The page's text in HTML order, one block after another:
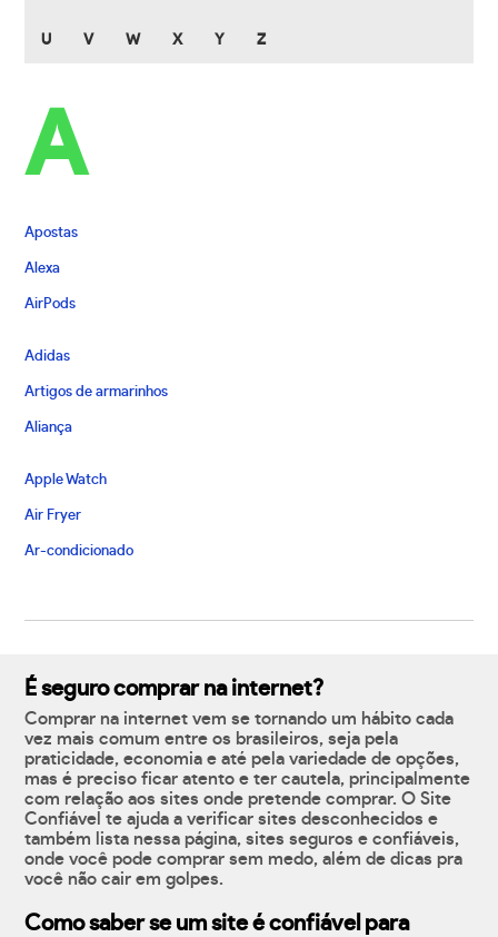
U V W X Y Z
A
Apostas
Alexa
AirPods
Adidas
Artigos de armarinhos
Aliança
Apple Watch
Air Fryer
Ar-condicionado
É seguro comprar na internet?
Comprar na internet vem se tornando um hábito cada
vez mais comum entre os brasileiros, seja pela
praticidade, economia e até pela variedade de opções,
mas é preciso ficar atento e ter cautela, principalmente
com relação aos sites onde pretende comprar. O Site
Confiável te ajuda a verificar sites desconhecidos e
também lista nessa página, sites seguros e confiáveis,
onde você pode comprar sem medo, além de dicas pra
você não cair em golpes.
Como saber se um site é confiável para